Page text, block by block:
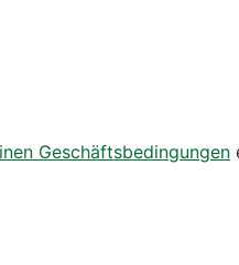
Geschäftsbedingungen